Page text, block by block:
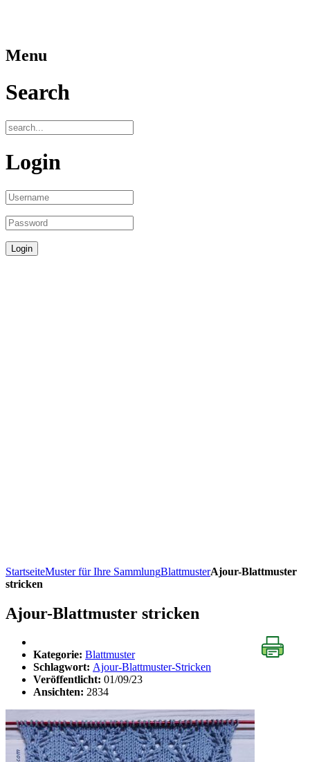
Menu
Search
Login
StartseiteMuster für Ihre SammlungBlattmusterAjour-Blattmuster
stricken
Ajour-Blattmuster stricken
Kategorie: Blattmuster
Schlagwort: Ajour-Blattmuster-Stricken
Veröffentlicht: 01/09/23
Ansichten: 2834